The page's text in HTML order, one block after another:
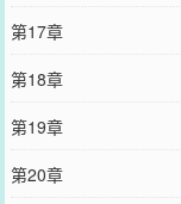
第17章
第18章
第19章
第20章